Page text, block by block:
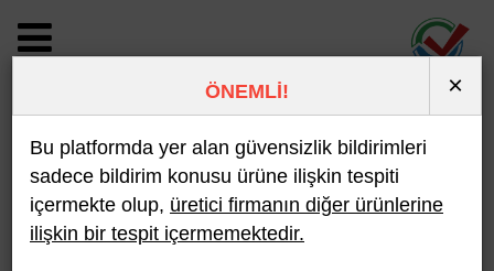
BİLDİRİM DETAYI
Son 10 Bildirim En Çok İncelenen
ÖNEMLİ! ×
Bu platformda yer alan güvensizlik bildirimleri
sadece bildirim konusu ürüne ilişkin tespiti
içermekte olup, üretici firmanın diğer ürünlerine
ilişkin bir tespit içermemektedir.